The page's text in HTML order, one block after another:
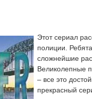
Этот сериал
полиции.
сложнейшие
Великолепные
– все это
прекрасный